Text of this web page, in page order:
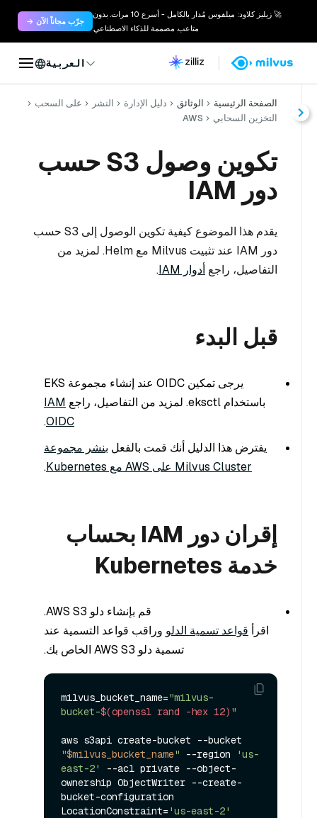
🚀 زيليز كلاود: ميلفوس مُدار بالكامل - أسرع 10 مرات. بدون
متاعب. مصممة للذكاء الاصطناعي.
جرّب مجاناً الآن →
العربية
الصفحة الرئيسية الوثائق دليل الإدارة النشر
على السحب
التخزين السحابي
AWS
تكوين وصول S3 حسب
دور IAM
يقدم هذا الموضوع كيفية تكوين الوصول إلى S3 حسب
دور IAM عند تثبيت Milvus مع Helm. لمزيد من
التفاصيل، راجع أدوار IAM .
قبل البدء
يرجى تمكين OIDC عند إنشاء مجموعة EKS
باستخدام eksctl. لمزيد من التفاصيل، راجع
IAM
OIDC
.
يفترض هذا الدليل أنك قمت بالفعل بنشر مجموعة
Milvus Cluster على AWS مع Kubernetes
.
إقران دور IAM بحساب
خدمة Kubernetes
قم بإنشاء دلو AWS S3.
اقرأ قواعد تسمية الدلو وراقب قواعد التسمية عند
تسمية دلو AWS S3 الخاص بك.
milvus_bucket_name="milvus-
bucket-$(openssl rand -hex 12) "
"$milvus_bucket_name" --region
'us-
east-2'
--acl private --object-
ownership ObjectWriter --create-
bucket-configuration
LocationConstraint= 'us-east-2'